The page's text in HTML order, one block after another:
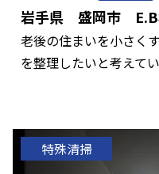
岩手県 盛岡市 E.B
老後の住まいを小さく
を整理したいと考えて
特殊清掃